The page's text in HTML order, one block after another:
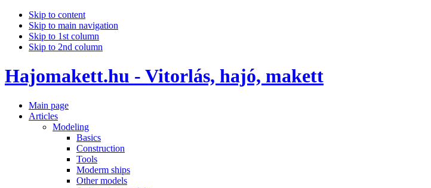
Skip to content
Skip to main navigation
Skip to 1st column
Skip to 2nd column
Hajomakett.hu - Vitorlás, hajó, makett
Main page
Articles
Modeling
Basics
Construction
Tools
Moderm ships
Other models